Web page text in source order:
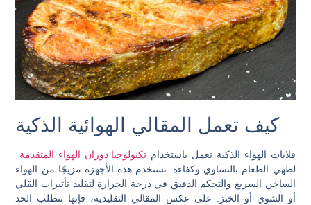
كيف تعمل المقالي الهوائية الذكية
قلايات الهواء الذكية تعمل باستخدام تكنولوجيا دوران الهواء المتقدمة
لطهي الطعام بالتساوي وكفاءة. تستخدم هذه الأجهزة مزيجًا من الهواء
الساخن السريع والتحكم الدقيق في درجة الحرارة لتقليد تأثيرات القلي
أو الشوي أو الخبز. على عكس المقالي التقليدية، فإنها تتطلب الحد